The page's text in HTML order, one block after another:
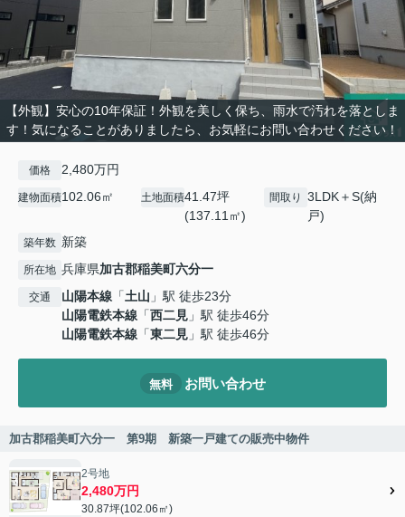
【外観】安心の10年保証！外観を美しく保ち、雨水で汚れを落としま
す！気になることがありましたら、お気軽にお問い合わせください！
価格 2,480万円
建物面積102.06㎡ 土地面積41.47坪
(137.11㎡)
間取り
3LDK＋S(納
戸)
築年数 新築
所在地 兵庫県加古郡稲美町六分一
交通 山陽本線 「土山 」駅 徒歩23分
山陽電鉄本線 「西二見 」駅 徒歩46分
山陽電鉄本線 「東二見 」駅 徒歩46分
無料 お問い合わせ
加古郡稲美町六分一 第9期 新築一戸建ての販売中物件
2号地
2,480万円
30.87坪(102.06㎡)